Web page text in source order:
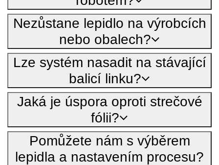
Nezůstane lepidlo na výrobcích
nebo obalech?
Lze systém nasadit na stávající
balicí linku?
Jaká je úspora oproti strečové
fólii?
Pomůžete nám s výběrem
lepidla a nastavením procesu?